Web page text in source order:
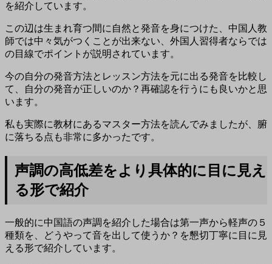
を紹介しています。
この辺は生まれ育つ間に自然と発音を身につけた、中国人教
師では中々気がつくことが出来ない、外国人習得者ならでは
の目線でポイントが説明されています。
今の自分の発音方法とレッスン方法を元に出る発音を比較し
て、自分の発音が正しいのか？再確認を行うにも良いかと思
います。
私も実際に教材にあるマスター方法を読んでみましたが、腑
に落ちる点も非常に多かったです。
声調の高低差をより具体的に目に見え
る形で紹介
一般的に中国語の声調を紹介した場合は第一声から軽声の５
種類を、どうやって音を出して使うか？を懇切丁寧に目に見
える形で紹介しています。